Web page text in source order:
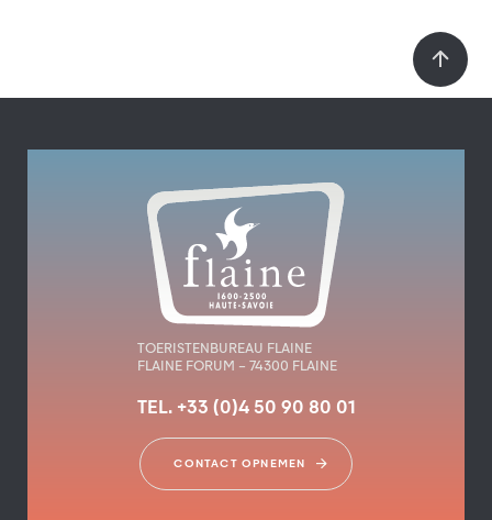
TOERISTENBUREAU FLAINE
FLAINE FORUM – 74300 FLAINE
TEL. +33 (0)4 50 90 80 01
CONTACT OPNEMEN